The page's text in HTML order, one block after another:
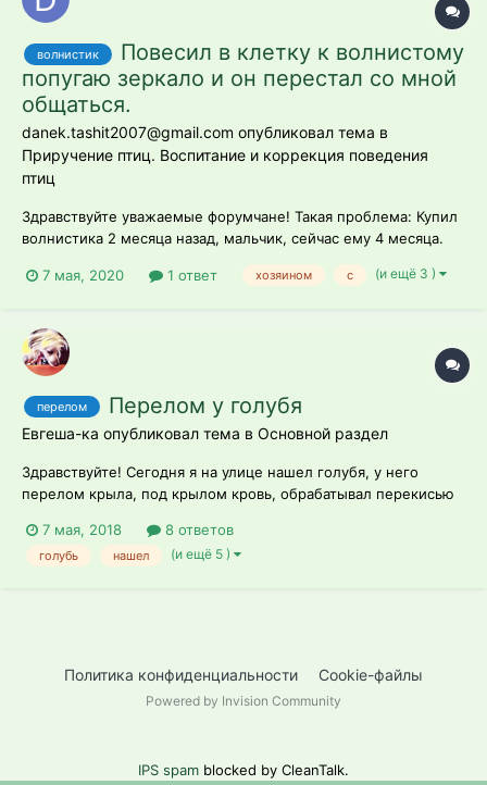
волнистик
Повесил в клетку к волнистому
попугаю зеркало и он перестал со мной
общаться.
danek.tashit2007@gmail.com опубликовал тема в
Приручение птиц. Воспитание и коррекция поведения
птиц
Здравствуйте уважаемые форумчане! Такая проблема: Купил
волнистика 2 месяца назад, мальчик, сейчас ему 4 месяца.
общем у меня с ним сложились довольно доверительные
резко перестал о...
7 мая, 2020 1 ответ хозяином с (и ещё 3 )
перелом Перелом у голубя
Евгеша-ка опубликовал тема в Основной раздел
Здравствуйте! Сегодня я на улице нашел голубя, у него
перелом крыла, под крылом кровь, обрабатывал перекисью
обработал. Чем можно помочь птице? может как то
зафиксировать крыло? То , что у птицы перелом я не уверен,
7 мая, 2018 8 ответов
голубь нашел (и ещё 5 )
Политика конфиденциальности Cookie-файлы
Powered by Invision Community
IPS spam blocked by CleanTalk.